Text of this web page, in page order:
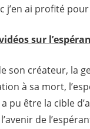
j’en ai profité
sur
son créateur, la
à sa mort,
pu être la cible
de